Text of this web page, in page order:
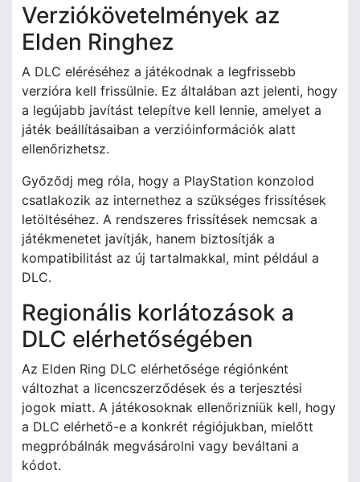
Verziókövetelmények az
Elden Ringhez
A DLC eléréséhez a játékodnak a legfrissebb
verzióra kell frissülnie. Ez általában azt jelenti, hogy
a legújabb javítást telepítve kell lennie, amelyet a
játék beállításaiban a verzióinformációk alatt
ellenőrizhetsz.
Győződj meg róla, hogy a PlayStation konzolod
csatlakozik az internethez a szükséges frissítések
letöltéséhez. A rendszeres frissítések nemcsak a
játékmenetet javítják, hanem biztosítják a
kompatibilitást az új tartalmakkal, mint például a
DLC.
Regionális korlátozások a
DLC elérhetőségében
Az Elden Ring DLC elérhetősége régiónként
változhat a licencszerződések és a terjesztési
jogok miatt. A játékosoknak ellenőrizniük kell, hogy
a DLC elérhető-e a konkrét régiójukban, mielőtt
megpróbálnák megvásárolni vagy beváltani a
kódot.